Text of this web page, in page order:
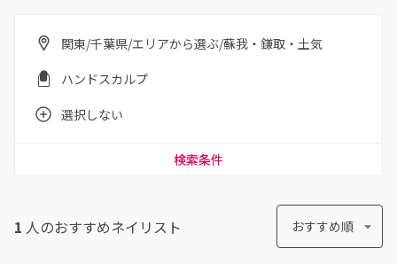
関東/千葉県/エリアから選ぶ/蘇我・鎌取・土気
ハンドスカルプ
選択しない
検索条件
1 人のおすすめネイリスト おすすめ順